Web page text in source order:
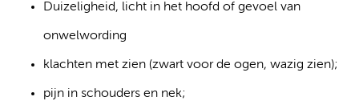
Duizeligheid, licht in het hoofd of gevoel van
onwelwording
klachten met zien (zwart voor de ogen, wazig zien);
pijn in schouders en nek;